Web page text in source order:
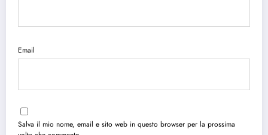
Email
Salva il mio nome, email e sito web in questo browser per la prossima